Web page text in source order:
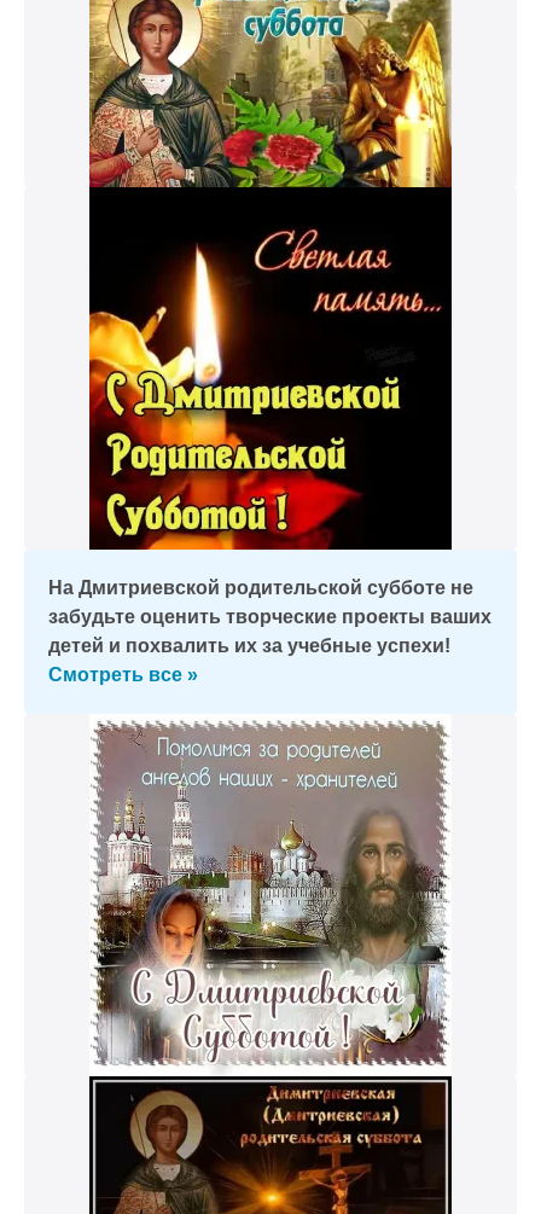
На Дмитриевской родительской субботе не
забудьте оценить творческие проекты ваших
детей и похвалить их за учебные успехи!
Смотреть все »